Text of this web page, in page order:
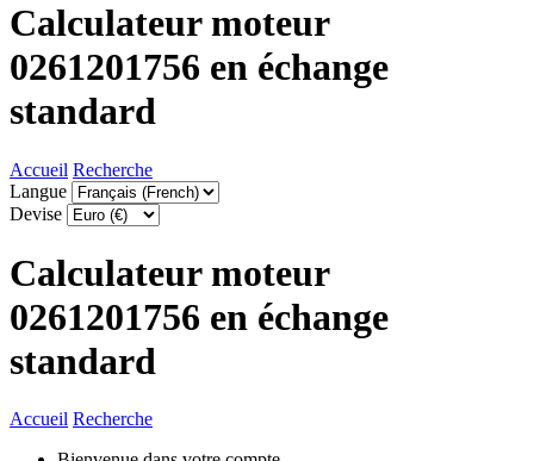
Calculateur moteur
0261201756 en échange
standard
Accueil Recherche
Langue
Devise
Calculateur moteur
0261201756 en échange
standard
Accueil Recherche